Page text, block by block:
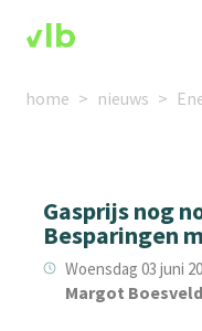
home nieuws
Gasprijs nog
Besparingen
Woensdag 03 juni
Margot Boesveld